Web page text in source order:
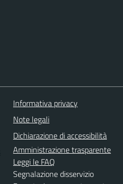
Informativa privacy
Note legali
Dichiarazione di accessibilità
Amministrazione trasparente
Leggi le FAQ
Segnalazione disservizio